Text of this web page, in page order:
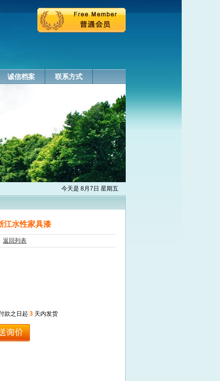
诚信档案 联系方式
今天是 8月7日 星期五
江水性家具漆
返回列表
款之日起 3 天内发货